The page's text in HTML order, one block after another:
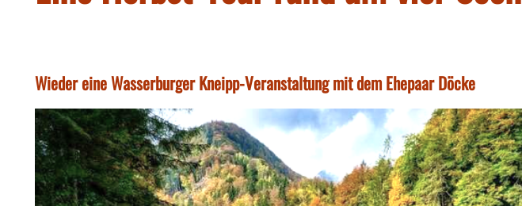
Wieder eine Wasserburger Kneipp-Veranstaltung mit dem Ehepaar Döcke